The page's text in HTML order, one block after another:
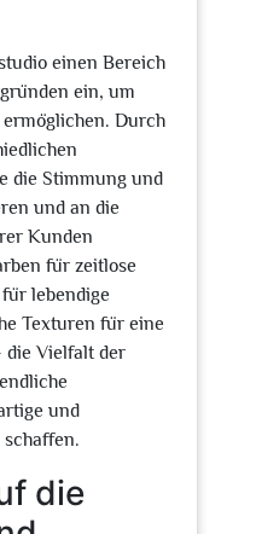
einen Bereich
ein, um
Durch
die Stimmung und
und an die
Kunden
für zeitlose
lebendige
Texturen für eine
die Vielfalt der
und
die